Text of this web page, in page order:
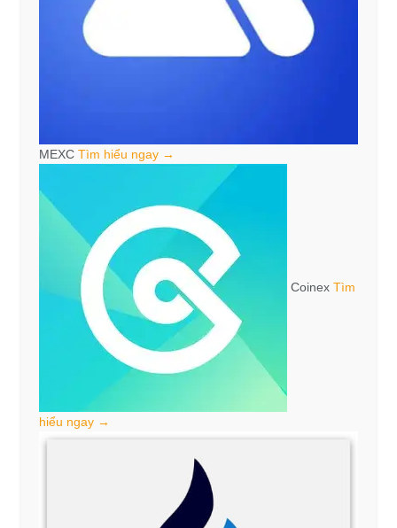
MEXC Tìm hiểu ngay →
Coinex Tìm
hiểu ngay →